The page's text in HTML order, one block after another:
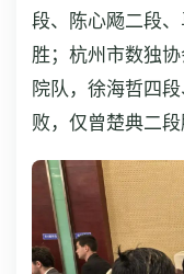
段、陈心飏二段
胜；杭州市数独
院队，徐海哲四
败，仅曾楚典二段